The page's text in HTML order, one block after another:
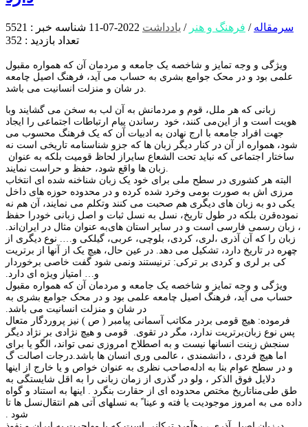
سرمقاله / فرهنگ و هنر / یادداشت 2022-07-11
شناسه خبر : 5521
تعداد بازدید : 352
ویژگی و وجه تمایز و شاخصه یک جامعه و مردمان آن که همواره مقبول
علمی بود و در محک جوامع بشری به حساب می آید، فرهنگ اصیل چامعه
زبانی که هر ملل، قوم و مردمانش به آن لب به سخن می گشایند وبا
رساندن پیام ارتباطات اجتماعی را ایجاد
می کنند، خودهویت است و از این
جهت افراد جامعه با ارج نهادن به ادبیات آن که یک فرهنگ محسوب می
شود، همواره از آن در کنار دیگر زبان ها که جزو شناسنامه تاریخی است نه
از لحاظ قومیت بلکه به عنوان ساختار اجتماعی که نباید تحت الشعاع سایر
زبان ها واقع شود، حفظ و حراست نمایند
البته هر کشوری در سطح ملی برای خود یک زبان شناخنه شده ای انتخاب
کرده و در محدوده حوزه های داخل مرزی اش به صورت بومی وخرد شده
به زبان های دیگری هم صحبت می کنند وتکلم می نمایند، آن هم نه یکی دو
قرن بلکه در طول تاریخ، نسل به نسل ثبات و اصل زبانی خودرا حفظنموده
اند. به عنوان مثال در ایران، زبان رسمی فارسی است و در سایر استان های
آن آذری ،لری، کردی، بلوچی، عربی، گیلکی و…. نوع دیگری از زبان را که
چهره در تاریخ دارد، تشکیل می دهد. در عین حال، هیچ یک از آنها از برتریت
خاصی برخوردار نیستند ونمی شود گفت : ترکی بر لری و کردی بر ترکی
و… امتیاز ویژه ای دارد.
ویژگی و وجه تمایز و شاخصه یک جامعه و مردمان آن که همواره مقبول
علمی بود و در محک جوامع بشری به حساب می آید، فرهنگ اصیل چامعه
در شان و منزلت انسانیت می باشد.
در مکاتب آسمانی پیامبر ( ص ) نیز پروردگار متعال فرموده: هیچ قومی بر
قومی و هیچ نژادی بر نژاد دیگر
برتریت ندارد، مگر در تقوی.پس نوع زبان
زینت انسانها نیست و به اصطلاح امروزی نمی تواند، الگو یا برای سنجش
درجات اصالت گ ری انسان ها باشد.اما هیچ فردی ، دانشمندی ، عالمی و
صاحب نظری به عنوان خواص و یا خارج از اینهادر سطح عوام بنا به ادله و
دلایل فوق الذکر ، ولو در گذری از زمان زبانی را به اقل شایستگی به
حقارت بنگرد . اینها به استناد و گواه تاریخ مختص محدوده ای ازمناطق طی
نسل ها تابه امروز موجودیت یا فته و عینا ً به نسلهای آتی هم انتقال داده می
شود .